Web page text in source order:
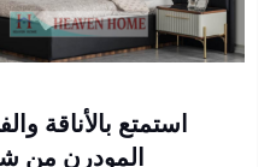
استمتع بالأناقة
المودرن من